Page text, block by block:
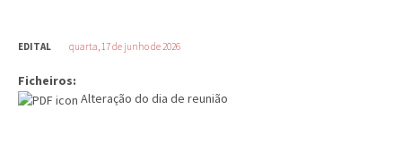
EDITAL quarta, 17 de junho de 2026
Ficheiros:
Alteração do dia de reunião